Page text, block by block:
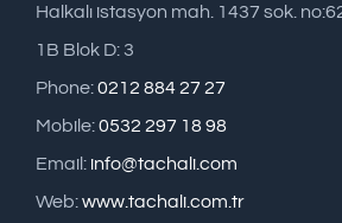
Halkalı istasyon mah. 1437 sok.
1B Blok D: 3
Phone:0212 884 27 27
Mobile:0532 297 18 98
Email: info@tachali.com
Web:www.tachali.com.tr